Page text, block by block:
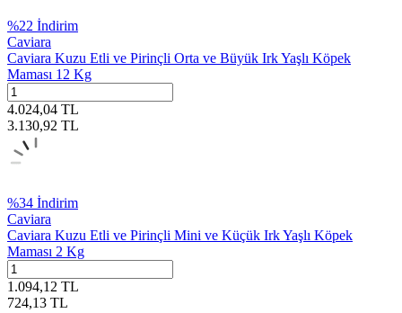
%22 İndirim
Caviara
Caviara Kuzu Etli ve Pirinçli Orta ve Büyük Irk Yaşlı Köpek
Maması 12 Kg
4.024,04 TL
3.130,92 TL
%34 İndirim
Caviara
Caviara Kuzu Etli ve Pirinçli Mini ve Küçük Irk Yaşlı Köpek
Maması 2 Kg
1.094,12 TL
724,13 TL